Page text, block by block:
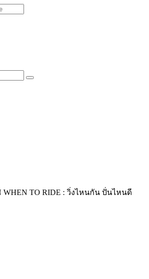
WHEN TO RIDE : วิ่งไหนกัน ปั่นไหนดี